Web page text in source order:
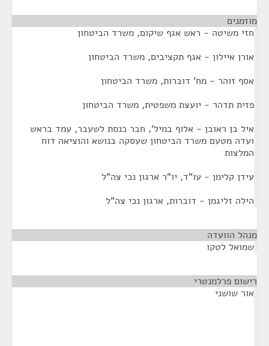
מוזמנים
חזי משיטה - ראש אגף שיקום, משרד הביטחון
אורן איילון - אגף תקציבים, משרד הביטחון
אסף זוהר - מח' דוברות, משרד הביטחון
פזית תדהר - יועצת משפטית, משרד הביטחון
איל בן ראובן - אלוף במיל', חבר כנסת לשעבר, עמד בראש
ועדה מטעם משרד הביטחון שעסקה בנושא והוציאה דוח
המלצות
עידן קלימן - עו"ד, יו"ר ארגון נכי צה"ל
הילה זליגמן - דוברות, ארגון נכי צה"ל
מנהל הוועדה
שמואל לטקו
רישום פרלמנטרי
אור שושני